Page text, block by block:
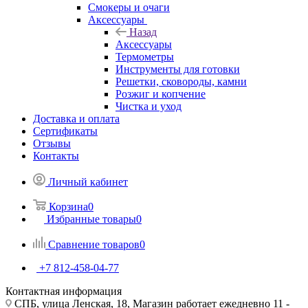
Смокеры и очаги
Аксессуары
Назад
Аксессуары
Термометры
Инструменты для готовки
Решетки, сковороды, камни
Розжиг и копчение
Чистка и уход
Доставка и оплата
Сертификаты
Отзывы
Контакты
Личный кабинет
Корзина0
Избранные товары0
Сравнение товаров0
+7 812-458-04-77
Контактная информация
СПБ, улица Ленская, 18, Магазин работает ежедневно 11 -